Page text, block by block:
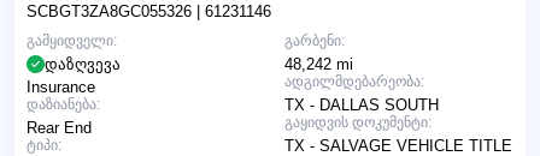
SCBGT3ZA8GC055326 | 61231146
გარბენი:
48,242 mi
ადგილმდებარეობა:
TX - DALLAS SOUTH
გაყიდვის დოკუმენტი:
TX - SALVAGE VEHICLE TITLE
გამყიდველი:
დაზღვევა
Insurance
დაზიანება:
Rear End
ტიპი: